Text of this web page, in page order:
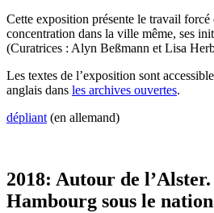
Cette exposition présente le travail forcé
concentration dans la ville même, ses
(Curatrices : Alyn Beßmann et Lisa
Les textes de l’exposition sont
anglais dans les archives ouvertes.
dépliant (en allemand)
2018: Autour de
Hambourg sous le